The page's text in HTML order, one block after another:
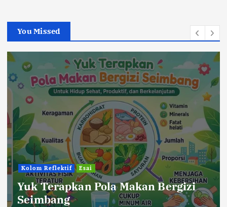
You Missed
Kolom Reflektif Esai
Yuk Terapkan Pola Makan Bergizi
Seimbang